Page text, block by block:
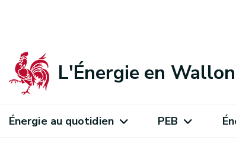
L'Énergie en
Énergie au quotidien PEB